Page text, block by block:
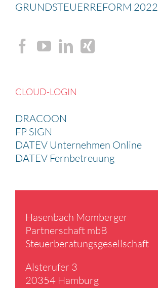
GRUND­STEU­ER­RE­FORM 2022
CLOUD-LOGIN
DRACOON
FP SIGN
DATEV Unternehmen Online
DATEV Fernbetreuung
Hasen­bach Momberger
Partner­schaft mbB
Steuer­be­ra­tungs­ge­sell­schaft
Alster­ufer 3
20354 Hamburg